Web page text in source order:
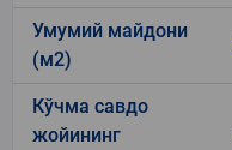
Умумий майдони
(м2)
Кўчма савдо
жойининг